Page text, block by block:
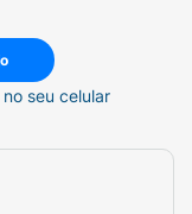
seu celular